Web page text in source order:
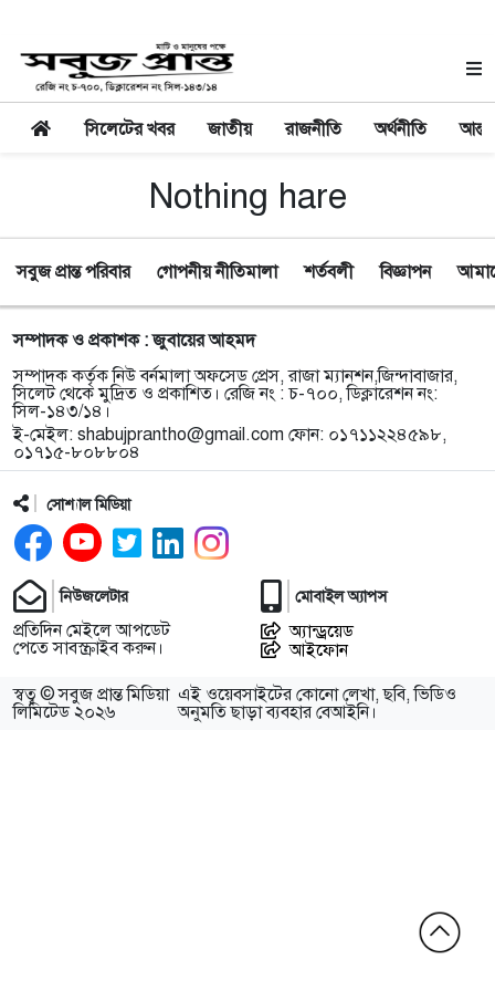
সিলেটের খবর জাতীয় রাজনীতি অর্থনীতি
Nothing hare
সবুজ প্রান্ত পরিবার গোপনীয় নীতিমালা শর্তবলী বিজ্ঞাপন
সম্পাদক ও প্রকাশক : জুবায়ের আহমদ
সম্পাদক কর্তৃক নিউ বর্নমালা অফসেড প্রেস, রাজা ম্যানশন,জিন্দাবাজার,
সিলেট থেকে মুদ্রিত ও প্রকাশিত। রেজি নং : চ-৭০০, ডিক্লারেশন নং:
সিল-১৪৩/১৪।
ই-মেইল: shabujprantho@gmail.com ফোন: ০১৭১১২২৪৫৯৮,
০১৭১৫-৮০৮৮০৪
সোশ্যাল মিডিয়া
নিউজলেটার
প্রতিদিন মেইলে আপডেট
পেতে সাবস্ক্রাইব করুন।
মোবাইল অ্যাপস
অ্যান্ড্রয়েড
আইফোন
স্বত্ব © সবুজ প্রান্ত মিডিয়া
লিমিটেড ২০২৬
এই ওয়েবসাইটের কোনো লেখা, ছবি, ভিডিও
অনুমতি ছাড়া ব্যবহার বেআইনি।